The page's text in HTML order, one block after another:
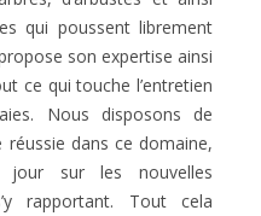
qui poussent librement
son expertise ainsi
ce qui touche l’entretien
Nous disposons de
réussie dans ce domaine,
sur les nouvelles
rapportant. Tout cela